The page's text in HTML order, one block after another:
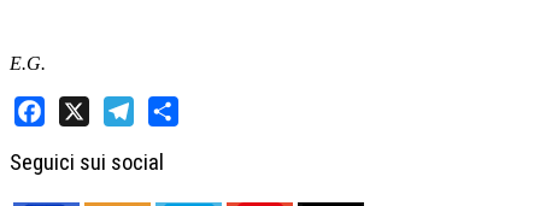
E.G.
Seguici sui social